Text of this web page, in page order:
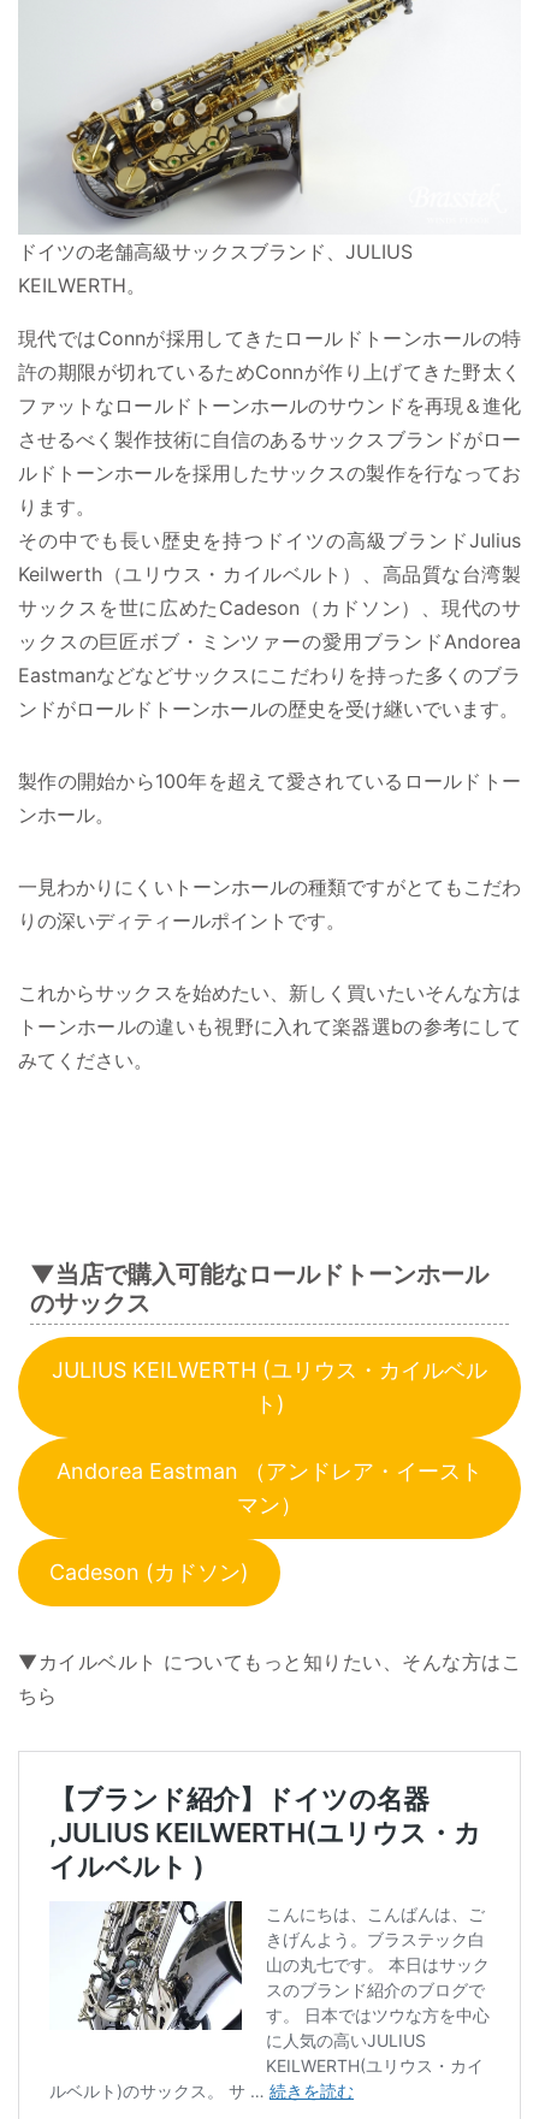
ドイツの老舗高級サックスブランド、JULIUS
KEILWERTH。
現代ではConnが採用してきたロールドトーンホールの特
許の期限が切れているためConnが作り上げてきた野太く
ファットなロールドトーンホールのサウンドを再現＆進化
させるべく製作技術に自信のあるサックスブランドがロー
ルドトーンホールを採用したサックスの製作を行なってお
ります。
その中でも長い歴史を持つドイツの高級ブランドJulius
Keilwerth（ユリウス・カイルベルト）、高品質な台湾製
サックスを世に広めたCadeson（カドソン）、現代のサ
ックスの巨匠ボブ・ミンツァーの愛用ブランドAndorea
Eastmanなどなどサックスにこだわりを持った多くのブラ
ンドがロールドトーンホールの歴史を受け継いでいます。
製作の開始から100年を超えて愛されているロールドトー
ンホール。
一見わかりにくいトーンホールの種類ですがとてもこだわ
りの深いディティールポイントです。
これからサックスを始めたい、新しく買いたいそんな方は
トーンホールの違いも視野に入れて楽器選bの参考にして
みてください。
▼当店で購入可能なロールドトーンホール
のサックス
JULIUS KEILWERTH (ユリウス・カイルベル
ト)
Andorea Eastman （アンドレア・イースト
マン）
Cadeson (カドソン)
▼カイルベルト についてもっと知りたい、そんな方はこ
ちら